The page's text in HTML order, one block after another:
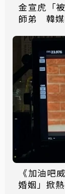
金宣虎「
師弟 韓媒
《加油吧
婚姻」掀